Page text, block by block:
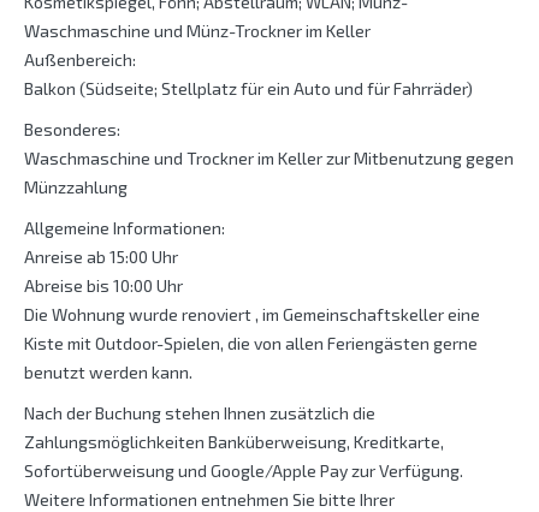
Waschmaschine und Münz-Trockner im Keller
Außenbereich:
Balkon (Südseite; Stellplatz für ein Auto und für Fahrräder)
Besonderes:
Waschmaschine und Trockner im Keller zur Mitbenutzung gegen
Münzzahlung
Allgemeine Informationen:
Anreise ab 15:00 Uhr
Abreise bis 10:00 Uhr
Die Wohnung wurde renoviert , im Gemeinschaftskeller eine
Kiste mit Outdoor-Spielen, die von allen Feriengästen gerne
benutzt werden kann.
Nach der Buchung stehen Ihnen zusätzlich die
Zahlungsmöglichkeiten Banküberweisung, Kreditkarte,
Sofortüberweisung und Google/Apple Pay zur Verfügung.
Weitere Informationen entnehmen Sie bitte Ihrer